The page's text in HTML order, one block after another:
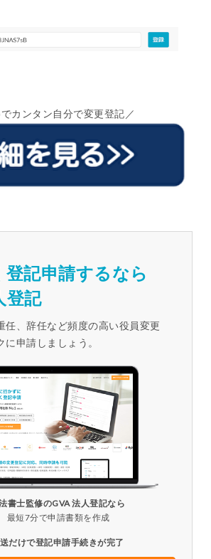
カンタン自分で変更登記／
登記申請するなら
登記
任、辞任など頻度の高い役員変更
申請しましょう。
書士監修のGVA 法人登記なら
最短7分で申請書類を作成
だけで登記申請手続きが完了